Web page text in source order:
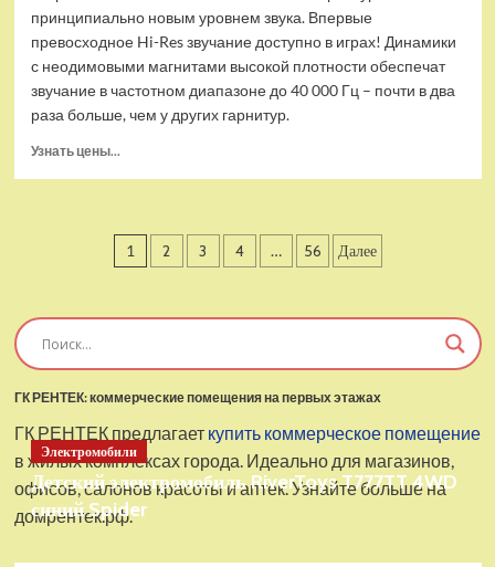
принципиально новым уровнем звука. Впервые
превосходное Hi-Res звучание доступно в играх! Динамики
с неодимовыми магнитами высокой плотности обеспечат
звучание в частотном диапазоне до 40 000 Гц – почти в два
раза больше, чем у других гарнитур.
Узнать цены...
наушники
Arctis
Пагинация
1 2 3 4 … 56 Далее
ГК РЕНТЕК: коммерческие помещения на первых этажах
ГК РЕНТЕК предлагает купить коммерческое помещение
в жилых комплексах города. Идеально для магазинов,
офисов, салонов красоты и аптек. Узнайте больше на
домрентек.рф.
Электромобили
Детский электромобиль RiverToys T777TT 4WD
синий Spider